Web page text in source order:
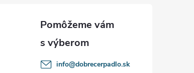
info@dobrecerpadlo.sk